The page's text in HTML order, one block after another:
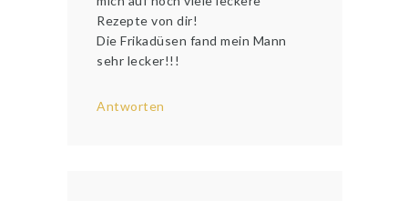
Rezepte von dir!
Die Frikadüsen fand mein Mann
sehr lecker!!!
Antworten